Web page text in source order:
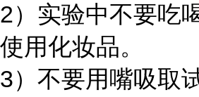
2）实验中不要吃
使用化妆品。
3）不要用嘴吸取